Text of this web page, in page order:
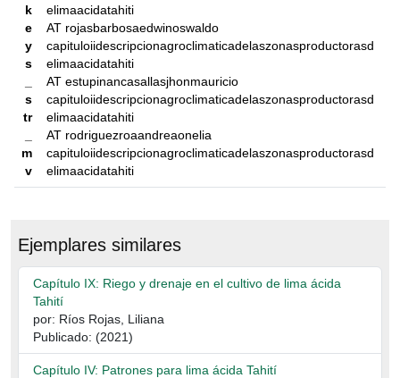
k
e
y
s
s
tr
m
v
elimaacidatahiti
AT rojasbarbosaedwinoswaldo
capituloiidescripcionagroclimaticadelaszonasproductorasd
elimaacidatahiti
AT estupinancasallasjhonmauricio
capituloiidescripcionagroclimaticadelaszonasproductorasd
elimaacidatahiti
AT rodriguezroaandreaonelia
capituloiidescripcionagroclimaticadelaszonasproductorasd
elimaacidatahiti
Ejemplares similares
Capítulo IX: Riego y drenaje en el cultivo de lima ácida
Tahití
por: Ríos Rojas, Liliana
Publicado: (2021)
Capítulo IV: Patrones para lima ácida Tahití